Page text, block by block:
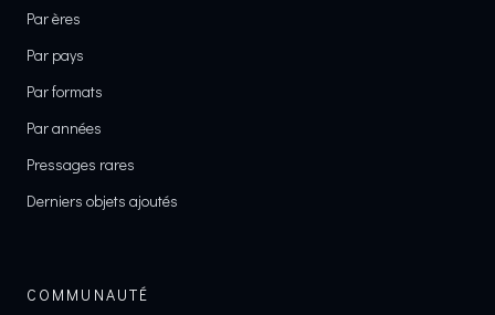
Par ères
Par pays
Par formats
Par années
Pressages rares
Derniers objets ajoutés
COMMUNAUTÉ